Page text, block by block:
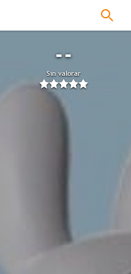
--
Sin valorar